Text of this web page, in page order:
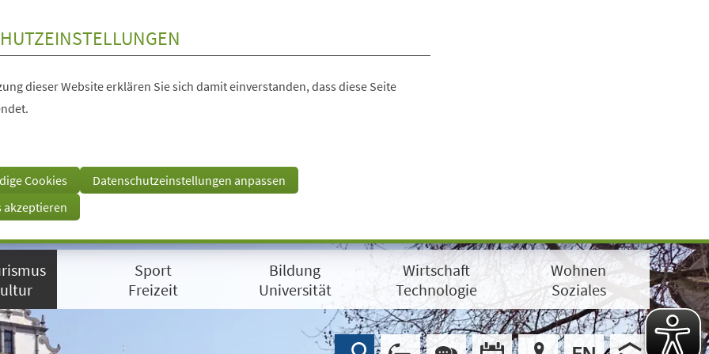
dieser Website erklären Sie sich damit einverstanden, dass diese Seite
Cookies
Datenschutzeinstellungen anpassen
akzeptieren
Sport
Freizeit
Bildung
Universität
Wirtschaft
Technologie
Wohnen
Soziales